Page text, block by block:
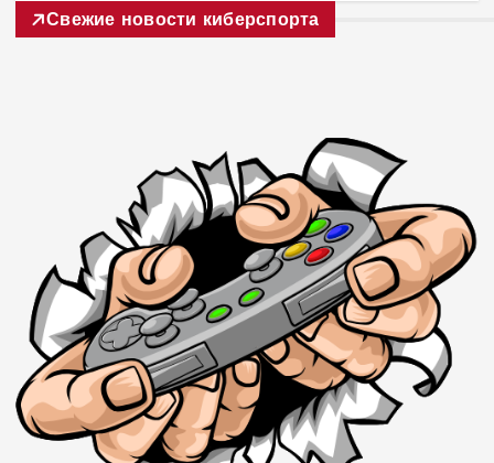
Свежие новости киберспорта